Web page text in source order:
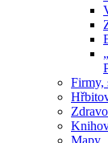
Firmy,
Mapy